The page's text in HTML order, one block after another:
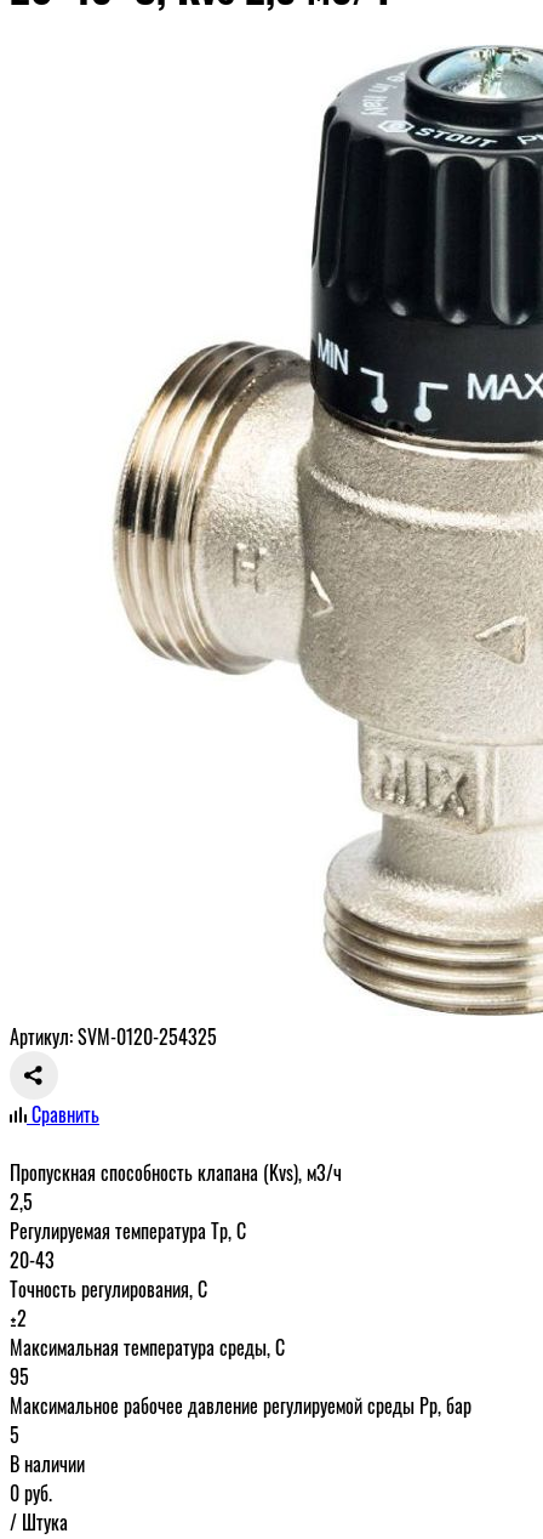
Артикул: SVM-0120-254325
Сравнить
Пропускная способность клапана (Kvs), м3/ч
2,5
Регулируемая температура Тр, С
20-43
Точность регулирования, С
±2
Максимальная температура среды, С
95
Максимальное рабочее давление регулируемой среды Рр, бар
5
В наличии
0руб.
/ Штука